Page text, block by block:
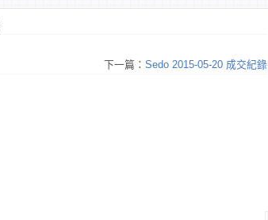
下一篇： Sedo 2015-05-20 成交紀錄